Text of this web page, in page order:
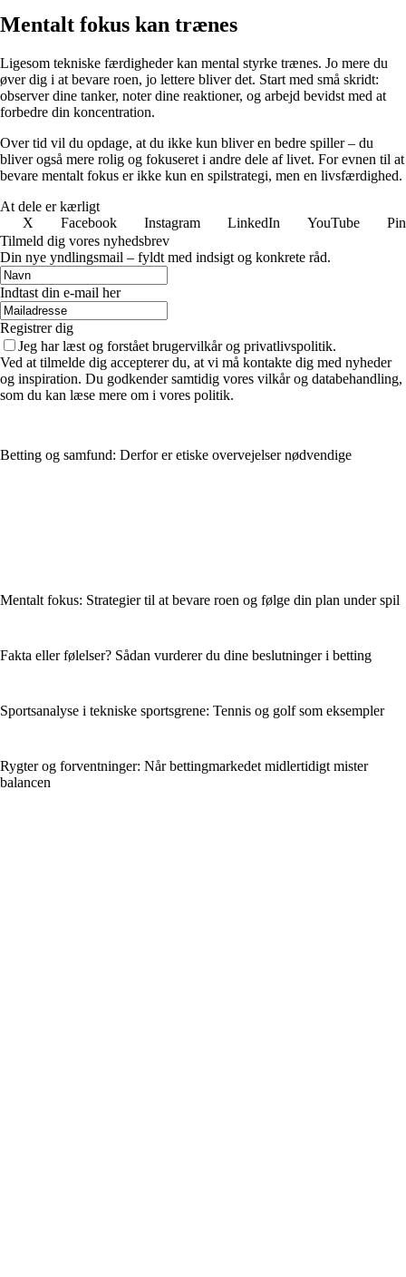
Mentalt fokus kan trænes
Ligesom tekniske færdigheder kan mental styrke trænes. Jo mere du
øver dig i at bevare roen, jo lettere bliver det. Start med små skridt:
observer dine tanker, noter dine reaktioner, og arbejd bevidst med at
forbedre din koncentration.
Over tid vil du opdage, at du ikke kun bliver en bedre spiller – du
bliver også mere rolig og fokuseret i andre dele af livet. For evnen til at
bevare mentalt fokus er ikke kun en spilstrategi, men en livsfærdighed.
At dele er kærligt
X
Facebook Instagram LinkedIn YouTube
Tilmeld dig vores nyhedsbrev
Din nye yndlingsmail – fyldt med indsigt og konkrete råd.
Indtast din e-mail her
Registrer dig
Jeg har læst og forstået brugervilkår og privatlivspolitik.
Ved at tilmelde dig accepterer du, at vi må kontakte dig med nyheder
og inspiration. Du godkender samtidig vores vilkår og databehandling,
som du kan læse mere om i vores politik.
Betting og samfund: Derfor er etiske overvejelser nødvendige
Mentalt fokus: Strategier til at bevare roen og følge din plan under spil
Fakta eller følelser? Sådan vurderer du dine beslutninger i betting
Sportsanalyse i tekniske sportsgrene: Tennis og golf som eksempler
Rygter og forventninger: Når bettingmarkedet midlertidigt mister
balancen